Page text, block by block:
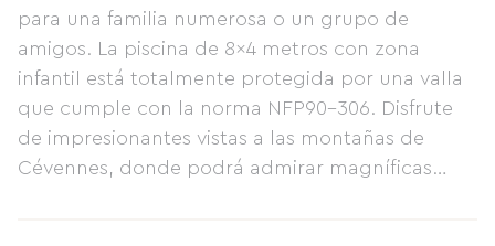
para una familia numerosa o un grupo de
amigos. La piscina de 8x4 metros con zona
infantil está totalmente protegida por una valla
que cumple con la norma NFP90-306. Disfrute
de impresionantes vistas a las montañas de
Cévennes, donde podrá admirar magníficas